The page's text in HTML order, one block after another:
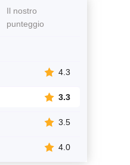
Il nostro
punteggio
4.3
3.3
3.5
4.0